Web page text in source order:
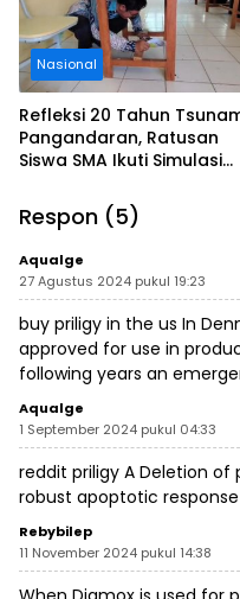
Nasional
Refleksi 20 Tahun
Pangandaran, Ratusan
Siswa SMA Ikuti Simulasi
Tsunami
Respon (5)
Aqualge
27 Agustus 2024 pukul 19:23
buy priligy in the us In
approved for use in
following years an
Aqualge
1 September 2024 pukul 04:33
reddit priligy A Deletion of
robust apoptotic response
Rebybilep
11 November 2024 pukul 14:38